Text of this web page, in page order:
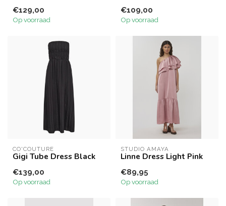
€129,00
Op voorraad
€109,00
Op voorraad
CO'COUTURE
Gigi Tube Dress Black
€139,00
Op voorraad
STUDIO AMAYA
Linne Dress Light Pink
€89,95
Op voorraad